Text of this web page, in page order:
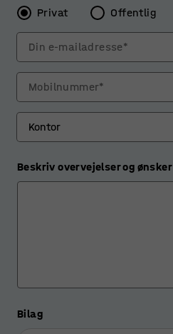
Privat Offentlig
Din e-mailadresse*
Mobilnummer*
Beskriv overvejelser og ønsker
Bilag